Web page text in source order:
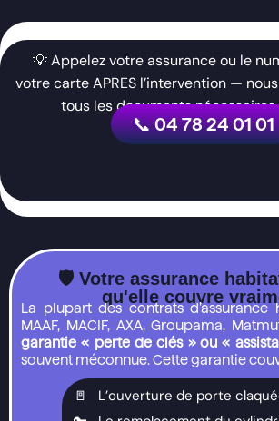
💡 Appelez votre assurance ou le
votre carte APRES l’intervention —
tous les documents nécessaires
📞 04 78 24 01 01
🛡️ Votre assurance
qu'elle couvre
La plupart des contrats d’assurance
MAAF, MACIF, AXA, Groupama,
garantie « perte de clés » ou «
souvent méconnue. Cette garantie
🚪 L’ouverture de porte